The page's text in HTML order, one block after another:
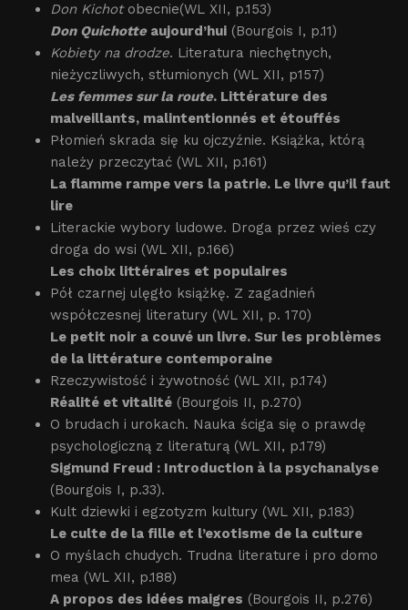
Don Kichotobecnie(WL XII, p.153)
Don Quichotteaujourd’hui (Bourgois I, p.11)
Kobiety na drodze. Literatura niechętnych,
nieżyczliwych, stłumionych (WL XII, p157)
Les femmes sur la route. Littérature des
malveillants, malintentionnés et étouffés
Płomień skrada się ku ojczyźnie. Książka, którą
należy przeczytać (WL XII, p.161)
La flamme rampe vers la patrie. Le livre qu’il faut
lire
Literackie wybory ludowe. Droga przez wieś czy
droga do wsi (WL XII, p.166)
Les choix littéraires et populaires
Pół czarnej ulęgło książkę. Z zagadnień
współczesnej literatury (WL XII, p. 170)
Le petit noir a couvé un livre. Sur les problèmes
de la littérature contemporaine
Rzeczywistość i żywotność (WL XII, p.174)
Réalité et vitalité (Bourgois II, p.270)
O brudach i urokach. Nauka ściga się o prawdę
psychologiczną z literaturą (WL XII, p.179)
Sigmund Freud : Introduction à la psychanalyse
(Bourgois I, p.33).
Kult dziewki i egzotyzm kultury (WL XII, p.183)
Le culte de la fille et l’exotisme de la culture
O myślach chudych. Trudna literature i pro domo
mea (WL XII, p.188)
A propos des idées maigres (Bourgois II, p.276)